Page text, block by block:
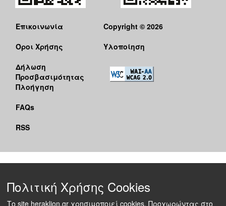
Επικοινωνία
Όροι Χρήσης
Δήλωση
Προσβασιμότητας
Πλοήγηση
FAQs
RSS
Copyright © 2026
Υλοποίηση
Πολιτική Χρήσης Cookies
Το site heraklion.gr χρησιμοποιεί cookies. Προχωρώντας στο